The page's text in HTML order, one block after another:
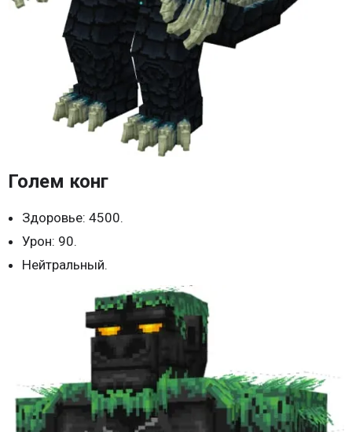
Голем конг
Здоровье: 4500.
Урон: 90.
Нейтральный.